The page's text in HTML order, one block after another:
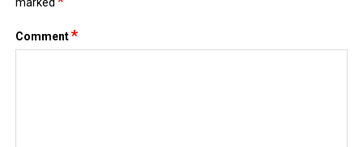
Comment*